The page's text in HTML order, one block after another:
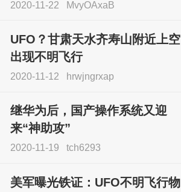
2020-11-22 MvyOAxaB
UFO？甘肃天水齐寿山附近上空
出现不明飞行
2020-11-12 hrwjngrxap
继华为后，国产操作系统又迎
来“神助攻”
2020-11-19 tch6293
美军曝光铁证：UFO不明飞行物